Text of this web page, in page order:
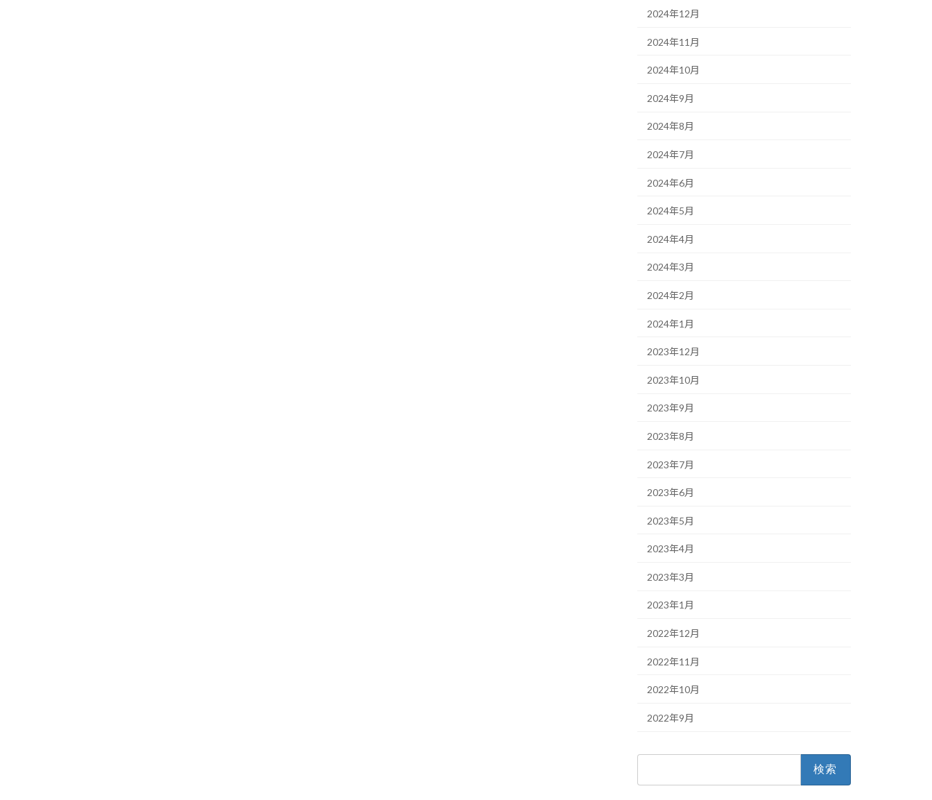
2024年12月
2024年11月
2024年10月
2024年9月
2024年8月
2024年7月
2024年6月
2024年5月
2024年4月
2024年3月
2024年2月
2024年1月
2023年12月
2023年10月
2023年9月
2023年8月
2023年7月
2023年6月
2023年5月
2023年4月
2023年3月
2023年1月
2022年12月
2022年11月
2022年10月
2022年9月